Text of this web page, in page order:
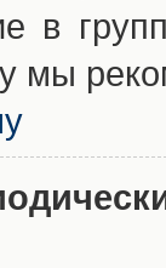
в
мы